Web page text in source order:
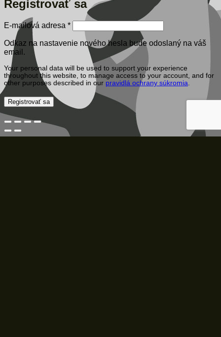
Registrovať sa
E-mailová adresa *Povinné
Odkaz na nastavenie nového hesla bude odoslaný na váš
email.
Your personal data will be used to support your experience
throughout this website, to manage access to your account, and for
other purposes described in our pravidlá ochrany súkromia.
Registrovať sa